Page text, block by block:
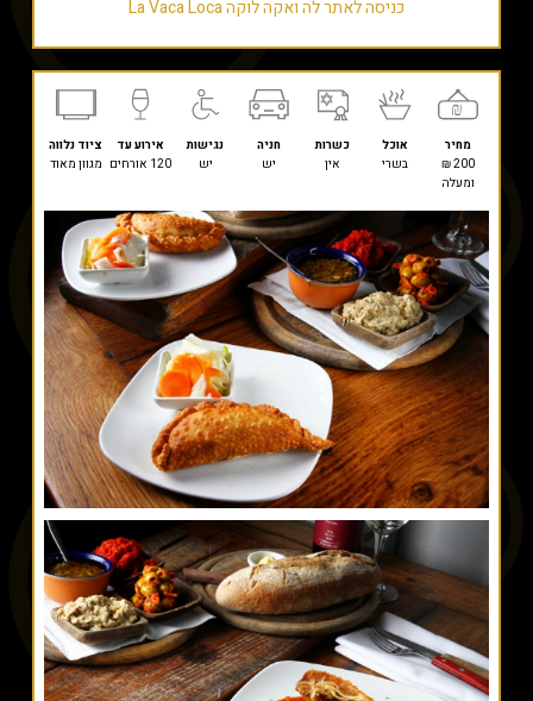
כניסה לאתר לה ואקה לוקה La Vaca Loca
מחיר אוכל כשרות חניה נגישות אירוע עד
ציוד נלווה
200 ₪
ומעלה
בשרי אין יש יש 120 אורחים מגוון מאוד